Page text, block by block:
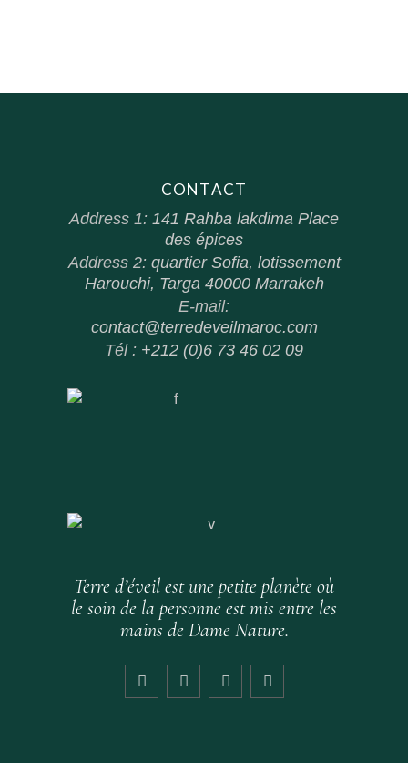
CONTACT
Address 1: 141 Rahba lakdima Place
des épices
Address 2: quartier Sofia, lotissement
Harouchi, Targa 40000 Marrakeh
E-mail:
contact@terredeveilmaroc.com
Tél : +212 (0)6 73 46 02 09
Terre d’éveil est une petite planète où
le soin de la personne est mis entre les
mains de Dame Nature.